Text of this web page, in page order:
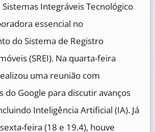
Integráveis Tecnológico
essencial no
do Sistema de Registro
(SREI). Na quarta-feira
uma reunião com
do Google para discutir avanços
Inteligência Artificial (IA). Já
feira (18 e 19.4), houve